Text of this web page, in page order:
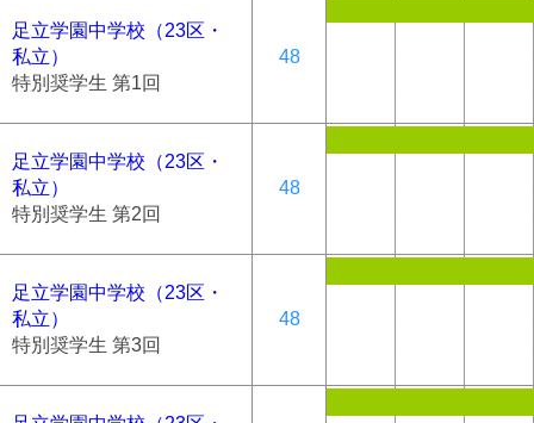
足立学園中学校（23区・
私立）
特別奨学生 第1回
48
足立学園中学校（23区・
私立）
特別奨学生 第2回
48
足立学園中学校（23区・
私立）
特別奨学生 第3回
48